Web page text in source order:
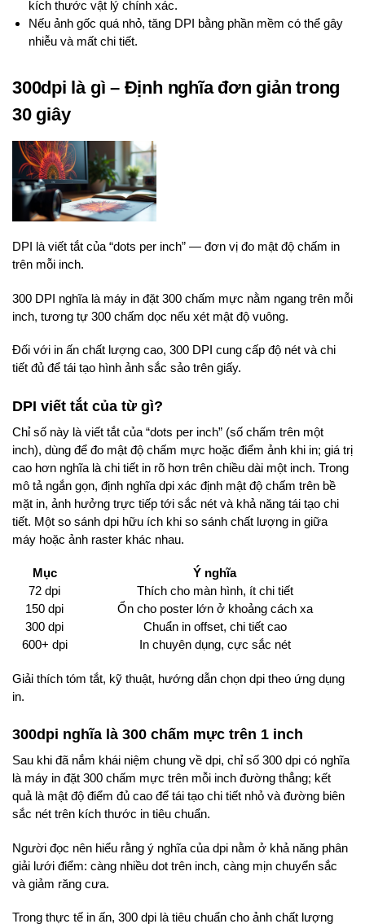
kích thước vật lý chính xác.
Nếu ảnh gốc quá nhỏ, tăng DPI bằng phần mềm có thể gây
nhiễu và mất chi tiết.
300dpi là gì – Định nghĩa đơn giản trong
30 giây
DPI là viết tắt của “dots per inch” — đơn vị đo mật độ chấm in
trên mỗi inch.
300 DPI nghĩa là máy in đặt 300 chấm mực nằm ngang trên mỗi
inch, tương tự 300 chấm dọc nếu xét mật độ vuông.
Đối với in ấn chất lượng cao, 300 DPI cung cấp độ nét và chi
tiết đủ để tái tạo hình ảnh sắc sảo trên giấy.
DPI viết tắt của từ gì?
Chỉ số này là viết tắt của “dots per inch” (số chấm trên một
inch), dùng để đo mật độ chấm mực hoặc điểm ảnh khi in; giá trị
cao hơn nghĩa là chi tiết in rõ hơn trên chiều dài một inch. Trong
mô tả ngắn gọn, định nghĩa dpi xác định mật độ chấm trên bề
mặt in, ảnh hưởng trực tiếp tới sắc nét và khả năng tái tạo chi
tiết. Một so sánh dpi hữu ích khi so sánh chất lượng in giữa
máy hoặc ảnh raster khác nhau.
Mục
Ý nghĩa
72 dpi
Thích cho màn hình, ít chi tiết
150 dpi
Ổn cho poster lớn ở khoảng cách xa
300 dpi
Chuẩn in offset, chi tiết cao
600+ dpi
In chuyên dụng, cực sắc nét
Giải thích tóm tắt, kỹ thuật, hướng dẫn chọn dpi theo ứng dụng
in.
300dpi nghĩa là 300 chấm mực trên 1 inch
Sau khi đã nắm khái niệm chung về dpi, chỉ số 300 dpi có nghĩa
là máy in đặt 300 chấm mực trên mỗi inch đường thẳng; kết
quả là mật độ điểm đủ cao để tái tạo chi tiết nhỏ và đường biên
sắc nét trên kích thước in tiêu chuẩn.
Người đọc nên hiểu rằng ý nghĩa của dpi nằm ở khả năng phân
giải lưới điểm: càng nhiều dot trên inch, càng mịn chuyển sắc
và giảm răng cưa.
Trong thực tế in ấn, 300 dpi là tiêu chuẩn cho ảnh chất lượng